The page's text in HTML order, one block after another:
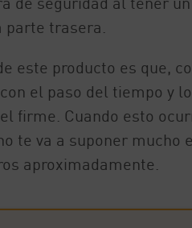
parte trasera.
este producto es que,
el paso del tiempo y
firme. Cuando esto
te va a suponer mucho
aproximadamente.